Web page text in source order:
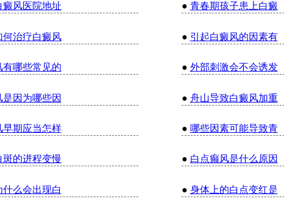
癜风医院地址 ● 青春期孩子患上白癜
何治疗白癜风 ● 引起白癜风的因素有
有哪些常见的 ● 外部刺激会不会诱发
是因为哪些因 ● 舟山导致白癜风加重
早期应当怎样 ● 哪些因素可能导致青
斑的进程变慢 ● 白点癫风是什么原因
什么会出现白 ● 身体上的白点变红是